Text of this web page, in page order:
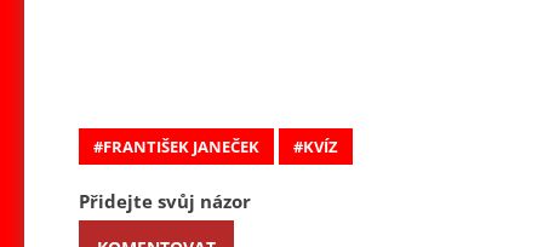
FRANTIŠEK JANEČEK KVÍZ
Přidejte svůj názor